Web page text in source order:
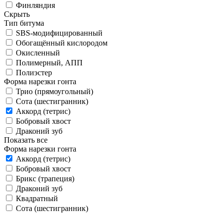
Финляндия
Скрыть
Тип битума
SBS-модифицированный
Обогащённый кислородом
Окисленный
Полимерный, АПП
Полиэстер
Форма нарезки гонта
Трио (прямоугольный)
Сота (шестигранник)
Аккорд (тетрис)
Бобровый хвост
Драконий зуб
Показать все
Форма нарезки гонта
Аккорд (тетрис)
Бобровый хвост
Брикс (трапеция)
Драконий зуб
Квадратный
Сота (шестигранник)